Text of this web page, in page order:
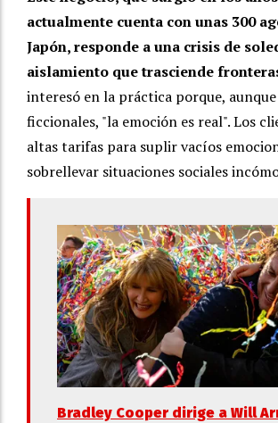
actualmente cuenta con unas 300
Japón, responde a una crisis de
aislamiento que trasciende
interesó en la práctica porque,
ficcionales, "la emoción es real". Los
altas tarifas para suplir vacíos
sobrellevar situaciones sociales
Bradley Cooper dirige a Will